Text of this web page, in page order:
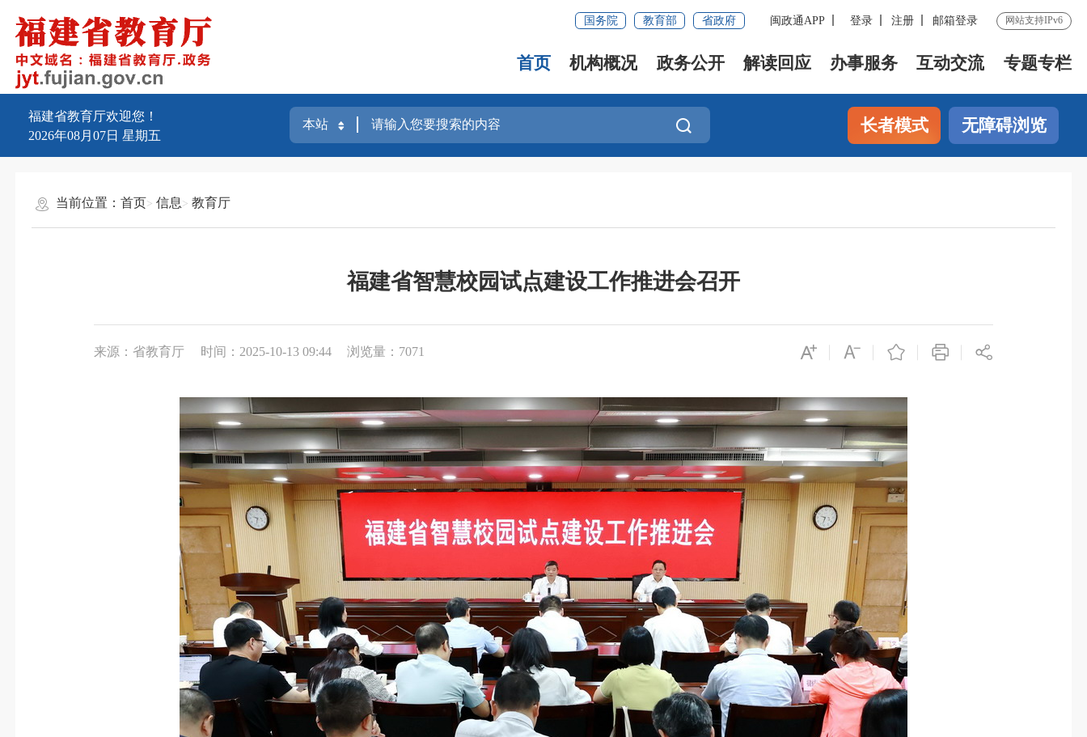
国务院 教育部 省政府 闽政通APP 登录 注册 邮箱登录 网站支持IPv6
首页 机构概况 政务公开 解读回应 办事服务 互动交流 专题专栏
福建省教育厅欢迎您！
2026年08月07日 星期五
长者模式 无障碍浏览
当前位置：首页 信息 教育厅
福建省智慧校园试点建设工作推进会召开
来源：省教育厅 时间：2025-10-13 09:44 浏览量：7071